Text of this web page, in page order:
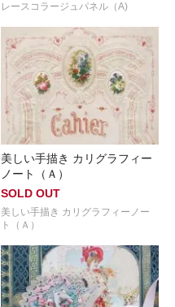
レースコラージュパネル（A)
美しい手描き カリグラフィー
ノート（Ａ）
SOLD OUT
美しい手描き カリグラフィーノー
ト（Ａ）